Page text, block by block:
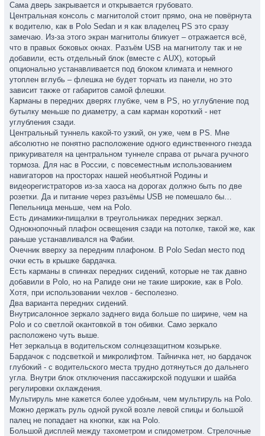
Сама дверь закрывается и открывается грубовато.
Центральная консоль с магнитолой стоит прямо, она не повёрнута
к водителю, как в Polo Sedan и я как владелец PS это сразу
замечаю. Из-за этого экран магнитолы бликует – отражается всё,
что в правых боковых окнах. Разъём USB на магнитолу так и не
добавили, есть отдельный блок (вместе с AUX), который
опционально устанавливается под блоком климата и немного
утоплен вглубь – флешка не будет торчать из панели, но это
зависит также от габаритов самой флешки.
Карманы в передних дверях глубже, чем в PS, но углубление под
бутылку меньше по диаметру, а сам карман короткий - нет
углубления сзади.
Центральный туннель какой-то узкий, он уже, чем в PS. Мне
абсолютно не понятно расположение одного единственного гнезда
прикуривателя на центральном туннеле справа от рычага ручного
тормоза. Для нас в России, с повсеместным использованием
навигаторов на просторах нашей необъятной Родины и
видеорегистраторов из-за хаоса на дорогах должно быть по две
розетки. Да и питание через разъёмы USB не помешало бы…
Пепельница меньше, чем на Polo.
Есть динамики-пищалки в треугольниках передних зеркал.
Однокнопочный плафон освещения сзади на потолке, такой же, как
раньше устанавливался на Фабии.
Очечник вверху за передним плафоном. В Polo Sedan место под
очки есть в крышке бардачка.
Есть карманы в спинках передних сидений, которые не так давно
добавили в Polo, но на Рапиде они не такие широкие, как в Polo.
Хотя, при использовании чехлов - бесполезно.
Два варианта передних сидений.
Внутрисалонное зеркало заднего вида больше по ширине, чем на
Polo и со светлой окантовкой в тон обивки. Само зеркало
расположено чуть выше.
Нет зеркальца в водительском солнцезащитном козырьке.
Бардачок с подсветкой и микролифтом. Тайничка нет, но бардачок
глубокий - с водительского места трудно дотянуться до дальнего
угла. Внутри блок отключения пассажирской подушки и шайба
регулировки охлаждения.
Мультируль мне кажется более удобным, чем мультируль на Polo.
Можно держать руль одной рукой возле левой спицы и большой
палец не попадает на кнопки, как на Polo.
Большой дисплей между тахометром и спидометром. Стрелочные